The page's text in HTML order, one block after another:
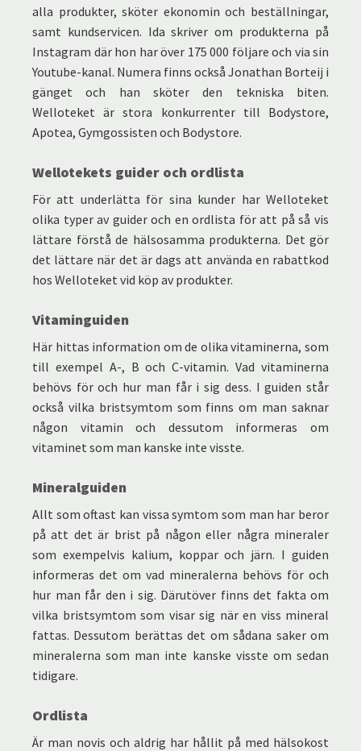
alla produkter, sköter ekonomin och beställningar,
samt kundservicen. Ida skriver om produkterna på
Instagram där hon har över 175 000 följare och via sin
Youtube-kanal. Numera finns också Jonathan Borteij i
gänget och han sköter den tekniska biten.
Welloteket är stora konkurrenter till Bodystore,
Apotea, Gymgossisten och Bodystore.
Wellotekets guider och ordlista
För att underlätta för sina kunder har Welloteket
olika typer av guider och en ordlista för att på så vis
lättare förstå de hälsosamma produkterna. Det gör
det lättare när det är dags att använda en rabattkod
hos Welloteket vid köp av produkter.
Vitaminguiden
Här hittas information om de olika vitaminerna, som
till exempel A-, B och C-vitamin. Vad vitaminerna
behövs för och hur man får i sig dess. I guiden står
också vilka bristsymtom som finns om man saknar
någon vitamin och dessutom informeras om
vitaminet som man kanske inte visste.
Mineralguiden
Allt som oftast kan vissa symtom som man har beror
på att det är brist på någon eller några mineraler
som exempelvis kalium, koppar och järn. I guiden
informeras det om vad mineralerna behövs för och
hur man får den i sig. Därutöver finns det fakta om
vilka bristsymtom som visar sig när en viss mineral
fattas. Dessutom berättas det om sådana saker om
mineralerna som man inte kanske visste om sedan
tidigare.
Ordlista
Är man novis och aldrig har hållit på med hälsokost